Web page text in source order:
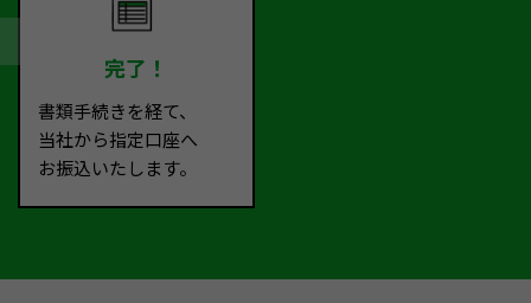
完了！
書類手続きを経て、
当社から指定口座へ
お振込いたします。